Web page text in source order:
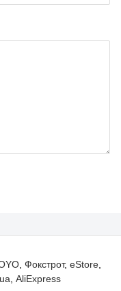
Фокстрот eStore
AliExpress